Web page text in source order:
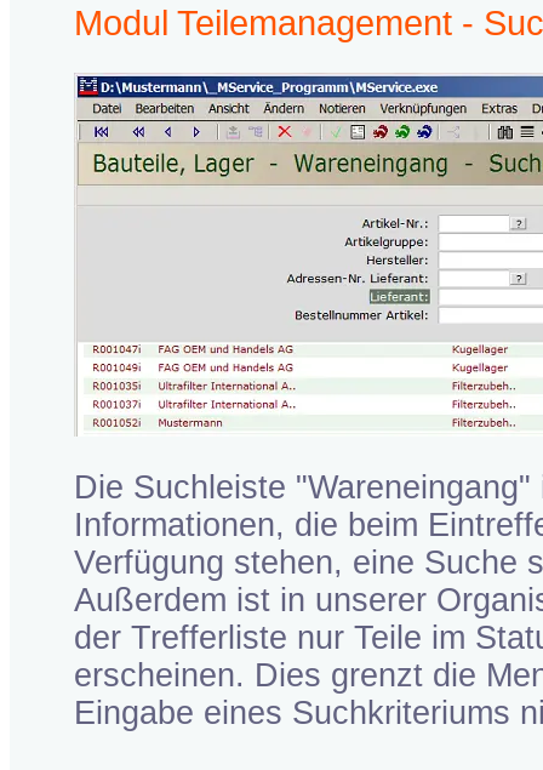
Modul Teilemanagement -
Die Suchleiste
Informationen, die beim
Verfügung stehen, eine Suche
Außerdem ist in unserer
der Trefferliste nur Teile im
erscheinen. Dies grenzt die
Eingabe eines Suchkriteriums